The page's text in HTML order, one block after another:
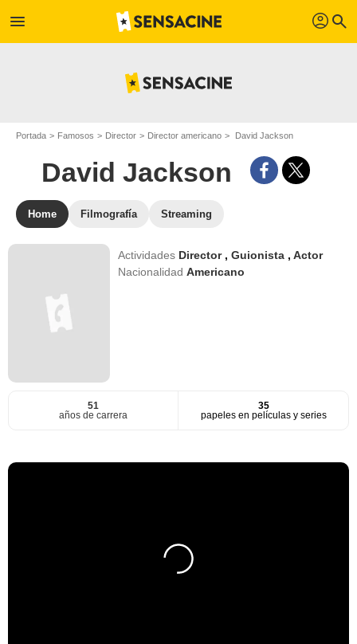
menu profil search
Portada Famosos Director Director americano David Jackson
David Jackson
Home Filmografía Streaming
Actividades Director ,Guionista ,Actor
NacionalidadAmericano
51
años de carrera
35
papeles en películas y series